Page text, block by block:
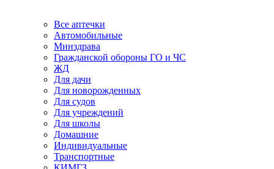
Все аптечки
Автомобильные
Минздрава
Гражданской обороны ГО и ЧС
ЖД
Для дачи
Для новорожденных
Для судов
Для учреждений
Для школы
Домашние
Индивидуальные
Транспортные